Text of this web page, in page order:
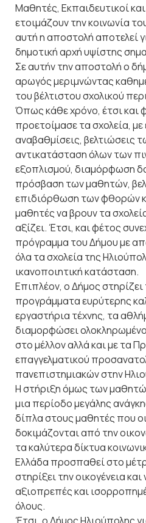
Μαθητές, Εκπαιδευτικοί
ετοιμάζουν την κοινωνία
αυτή η αποστολή αποτελεί
δημοτική αρχή υψίστης
Σε αυτήν την αποστολή ο
αρωγός μεριμνώντας
του βέλτιστου σχολικού
Όπως κάθε χρόνο, έτσι και
προετοίμασε τα σχολεία, με
αναβαθμίσεις, βελτιώσεις
αντικατάσταση όλων των
εξοπλισμού, διαμόρφωση
πρόσβαση των μαθητών,
επιδιόρθωση των φθορών
μαθητές να βρουν τα
αξίζει. Έτσι, και φέτος
πρόγραμμα του Δήμου με
όλα τα σχολεία της
ικανοποιητική κατάσταση.
Επιπλέον, ο Δήμος
προγράμματα ευρύτερης
εργαστήρια τέχνης, τα
διαμορφώσει
στο μέλλον αλλά και με τα
επαγγελματικού
πανεπιστημιακών στην
Η στήριξη όμως των
μια περίοδο μεγάλης
δίπλα στους μαθητές που
δοκιμάζονται από την
τα καλύτερα δίκτυα
Ελλάδα προσπαθεί στο
στηρίξει την οικογένεια
αξιοπρεπές και
όλους.